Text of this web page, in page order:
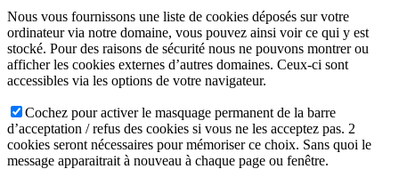
Nous vous fournissons une liste de cookies déposés sur votre
ordinateur via notre domaine, vous pouvez ainsi voir ce qui y est
stocké. Pour des raisons de sécurité nous ne pouvons montrer ou
afficher les cookies externes d’autres domaines. Ceux-ci sont
accessibles via les options de votre navigateur.
Cochez pour activer le masquage permanent de la barre
d’acceptation / refus des cookies si vous ne les acceptez pas. 2
cookies seront nécessaires pour mémoriser ce choix. Sans quoi le
message apparaitrait à nouveau à chaque page ou fenêtre.